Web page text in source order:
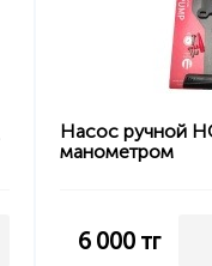
Насос ручной
манометром
6 000 тг